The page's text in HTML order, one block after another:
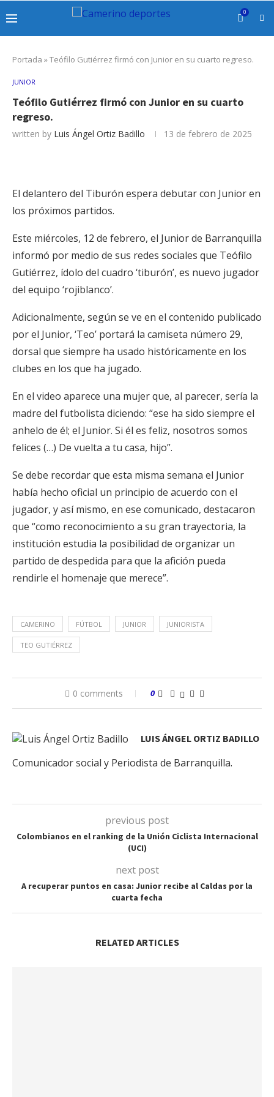
0
Portada »Teófilo Gutiérrez firmó con Junior en su cuarto regreso.
JUNIOR
Teófilo Gutiérrez firmó con Junior en su cuarto
regreso.
written by Luis Ángel Ortiz Badillo 13 de febrero de 2025
El delantero del Tiburón espera debutar con Junior en
los próximos partidos.
Este miércoles, 12 de febrero, el Junior de Barranquilla
informó por medio de sus redes sociales que Teófilo
Gutiérrez, ídolo del cuadro ‘tiburón’, es nuevo jugador
del equipo ‘rojiblanco’.
Adicionalmente, según se ve en el contenido publicado
por el Junior, ‘Teo’ portará la camiseta número 29,
dorsal que siempre ha usado históricamente en los
clubes en los que ha jugado.
En el video aparece una mujer que, al parecer, sería la
madre del futbolista diciendo: “ese ha sido siempre el
anhelo de él; el Junior. Si él es feliz, nosotros somos
felices (…) De vuelta a tu casa, hijo”.
Se debe recordar que esta misma semana el Junior
había hecho oficial un principio de acuerdo con el
jugador, y así mismo, en ese comunicado, destacaron
que “como reconocimiento a su gran trayectoria, la
institución estudia la posibilidad de organizar un
partido de despedida para que la afición pueda
rendirle el homenaje que merece”.
CAMERINO FÚTBOL JUNIOR JUNIORISTA
TEO GUTIÉRREZ
0 comments 0
LUIS ÁNGEL ORTIZ BADILLO
Comunicador social y Periodista de Barranquilla.
previous post
Colombianos en el ranking de la Unión Ciclista Internacional
(UCI)
next post
A recuperar puntos en casa: Junior recibe al Caldas por la
cuarta fecha
RELATED ARTICLES